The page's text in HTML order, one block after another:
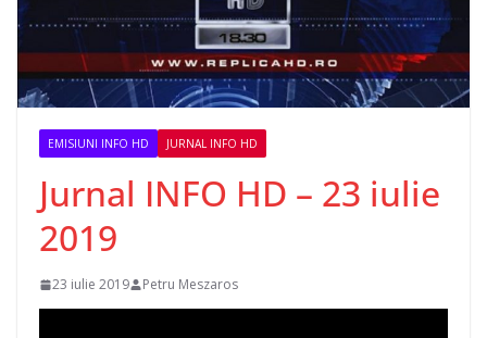
EMISIUNI INFO HD JURNAL INFO HD
Jurnal INFO HD – 23 iulie
2019
23 iulie 2019 Petru Meszaros